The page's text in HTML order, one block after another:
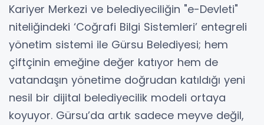
Kariyer Merkezi ve belediyeciliğin "e-Devleti"
niteliğindeki ‘Coğrafi Bilgi Sistemleri’ entegreli
yönetim sistemi ile Gürsu Belediyesi; hem
çiftçinin emeğine değer katıyor hem de
vatandaşın yönetime doğrudan katıldığı yeni
nesil bir dijital belediyecilik modeli ortaya
koyuyor. Gürsu’da artık sadece meyve değil,